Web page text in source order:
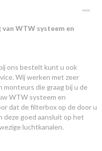
WTW systeem en
ons bestelt kunt u ook
Wij werken met zeer
die graag bij u de
WTW systeem en
dat de filterbox op de door u
goed aansluit op het
luchtkanalen.